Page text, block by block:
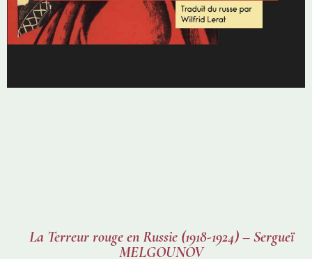
La Terreur rouge en Russie (1918-1924) – Sergueï
MELGOUNOV